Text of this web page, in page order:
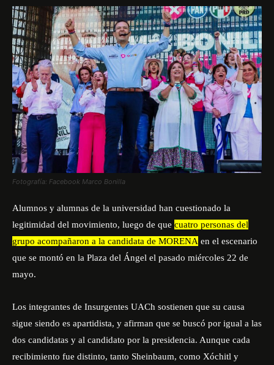
Fotografía: Facebook Marco Bonilla
Alumnos y alumnas de la universidad han cuestionado la
legitimidad del movimiento, luego de que cuatro personas del
grupo acompañaron a la candidata de MORENA en el escenario
que se montó en la Plaza del Ángel el pasado miércoles 22 de
mayo.
Los integrantes de Insurgentes UACh sostienen que su causa
sigue siendo es apartidista, y afirman que se buscó por igual a las
dos candidatas y al candidato por la presidencia. Aunque cada
recibimiento fue distinto, tanto Sheinbaum, como Xóchitl y